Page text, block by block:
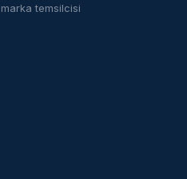
temsilcisi